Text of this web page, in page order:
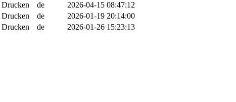
Drucken de
2026-04-15 08:47:12
Drucken de
2026-01-19 20:14:00
Drucken de 2026-01-26 15:23:13